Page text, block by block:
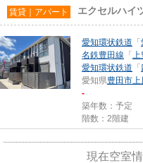
賃貸｜アパート エクセルハイ
愛知環状鉄道 「
名鉄豊田線 「 上
愛知環状鉄道 「
愛知県豊田市上
-
築年数：予定
階数：2階建
現在空室